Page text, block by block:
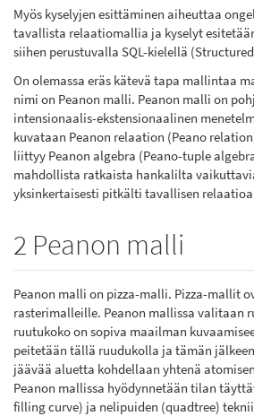
Myös kyselyjen esittäminen aiheuttaa
tavallista relaatiomallia ja kyselyt
siihen perustuvalla SQL-kielellä
On olemassa eräs kätevä tapa mallintaa
nimi on Peanon malli. Peanon malli on
intensionaalis-ekstensionaalinen
kuvataan Peanon relaation (Peano
liittyy Peanon algebra (Peano-tuple
mahdollista ratkaista hankalilta
yksinkertaisesti pitkälti tavallisen
2 Peanon malli
Peanon malli on pizza-malli. Pizza-mallit
rasterimalleille. Peanon mallissa valitaan
ruutukoko on sopiva maailman
peitetään tällä ruudukolla ja tämän
jäävää aluetta kohdellaan yhtenä
Peanon mallissa hyödynnetään tilan
filling curve) ja nelipuiden (quadtree)